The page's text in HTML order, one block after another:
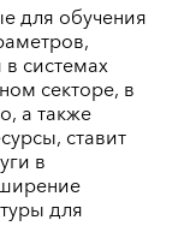
для обучения
системах
секторе, в
а также
ставит
в
для